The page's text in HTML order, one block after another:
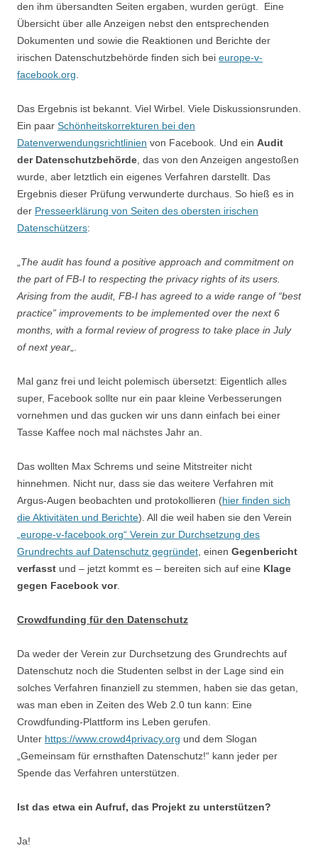
den ihm übersandten Seiten ergaben, wurden gerügt. Eine
Übersicht über alle Anzeigen nebst den entsprechenden
Dokumenten und sowie die Reaktionen und Berichte der
irischen Datenschutzbehörde finden sich bei europe-v-
facebook.org
Das Ergebnis ist bekannt. Viel Wirbel. Viele Diskussionsrunden.
Ein paar Schönheitskorrekturen bei den
Datenverwendungsrichtlinien von Facebook. Und ein Audit
der Datenschutzbehörde , das von den Anzeigen angestoßen
wurde, aber letztlich ein eigenes Verfahren darstellt. Das
Ergebnis dieser Prüfung verwunderte durchaus. So hieß es in
der Presseerklärung von Seiten des obersten irischen
Datenschützers:
The audit has found a positive approach and commitment on
the part of FB-I to respecting the privacy rights of its users.
Arising from the audit, FB-I has agreed to a wide range of “best
practice” improvements to be implemented over the next 6
months, with a formal review of progress to take place in July
of next year
Mal ganz frei und leicht polemisch übersetzt: Eigentlich alles
super, Facebook sollte nur ein paar kleine Verbesserungen
vornehmen und das gucken wir uns dann einfach bei einer
Tasse Kaffee noch mal nächstes Jahr an.
Das wollten Max Schrems und seine Mitstreiter nicht
hinnehmen. Nicht nur, dass sie das weitere Verfahren mit
Argus-Augen beobachten und protokollieren (hier finden sich
die Aktivitäten und Berichte). All die weil haben sie den Verein
„europe-v-facebook.org“ Verein zur Durchsetzung des
Grundrechts auf Datenschutz gegründet , einen Gegenbericht
verfasst und – jetzt kommt es – bereiten sich auf eine Klage
gegen Facebook vor.
Crowdfunding für den Datenschutz
Da weder der Verein zur Durchsetzung des Grundrechts auf
Datenschutz noch die Studenten selbst in der Lage sind ein
solches Verfahren finanziell zu stemmen, haben sie das getan,
was man eben in Zeiten des Web 2.0 tun kann: Eine
Crowdfunding-Plattform ins Leben gerufen.
Unter https://www.crowd4privacy.org und dem Slogan
„Gemeinsam für ernsthaften Datenschutz!“ kann jeder per
Spende das Verfahren unterstützen.
Ist das etwa ein Aufruf, das Projekt zu unterstützen?
Ja!